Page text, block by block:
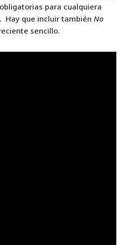
para cualquiera
Hay que incluir también No
sencillo.